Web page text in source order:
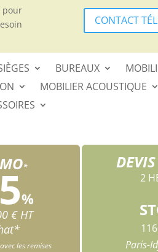
pour
CONTACT
BUREAUX
MOBILIER ACOUSTIQUE
*
%
€ HT
les remises
2
Paris-